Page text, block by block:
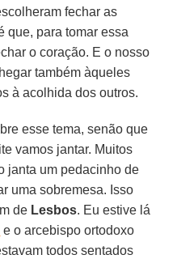
fechar as
que, para tomar essa
o coração. E o nosso
também àqueles
à acolhida dos outros.
esse tema, senão que
vamos jantar. Muitos
janta um pedacinho de
uma sobremesa. Isso
de Lesbos. Eu estive lá
e o arcebispo ortodoxo
todos sentados